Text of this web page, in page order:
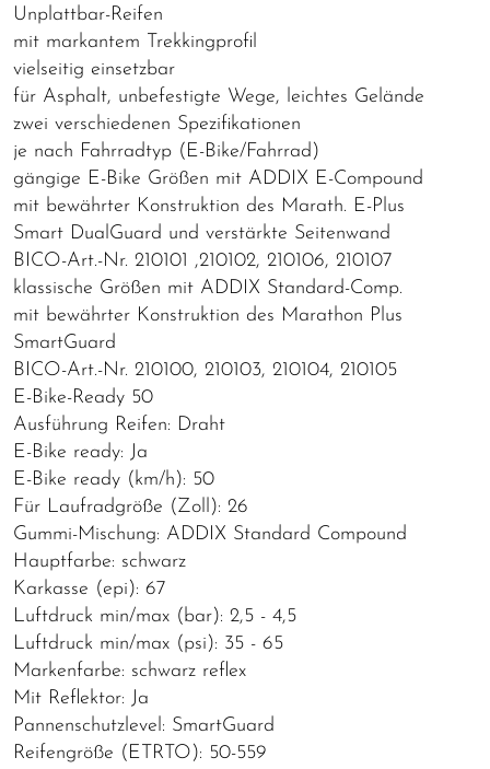
Unplattbar-Reifen
mit markantem Trekkingprofil
vielseitig einsetzbar
für Asphalt, unbefestigte Wege, leichtes Gelände
zwei verschiedenen Spezifikationen
je nach Fahrradtyp (E-Bike/Fahrrad)
gängige E-Bike Größen mit ADDIX E-Compound
mit bewährter Konstruktion des Marath. E-Plus
Smart DualGuard und verstärkte Seitenwand
BICO-Art.-Nr. 210101 ,210102, 210106, 210107
klassische Größen mit ADDIX Standard-Comp.
mit bewährter Konstruktion des Marathon Plus
SmartGuard
BICO-Art.-Nr. 210100, 210103, 210104, 210105
E-Bike-Ready 50
Ausführung Reifen: Draht
E-Bike ready: Ja
E-Bike ready (km/h): 50
Für Laufradgröße (Zoll): 26
Gummi-Mischung: ADDIX Standard Compound
Hauptfarbe: schwarz
Karkasse (epi): 67
Luftdruck min/max (bar): 2,5 - 4,5
Luftdruck min/max (psi): 35 - 65
Markenfarbe: schwarz reflex
Mit Reflektor: Ja
Pannenschutzlevel: SmartGuard
Reifengröße (ETRTO): 50-559